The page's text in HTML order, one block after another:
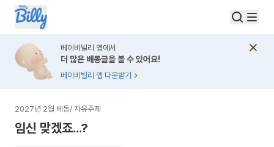
베이비빌리 앱에서
더 많은 베동글을 볼 수 있어요!
베이비빌리 앱 다운받기
2027년 2월 베동/ 자유주제
임신 맞겠죠...?